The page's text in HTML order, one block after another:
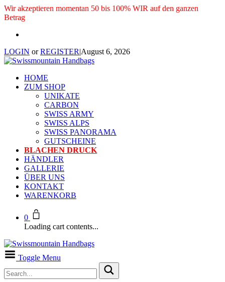
Wir akzeptieren momentan 50 bis 100% WIR auf den ganzen
Betrag
LOGIN orREGISTER|August 6, 2026
HOME
ZUM SHOP
UNIKATE
CARBON
SWISS ARMY
SWISS ALPS
SWISS PANORAMA
GUTSCHEINE
BLACHEN DRUCK
HÄNDLER
GALLERIE
ÜBER UNS
KONTAKT
WARENKORB
0
Loading cart contents...
Toggle Menu